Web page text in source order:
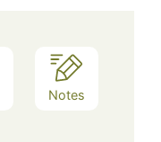
Notes